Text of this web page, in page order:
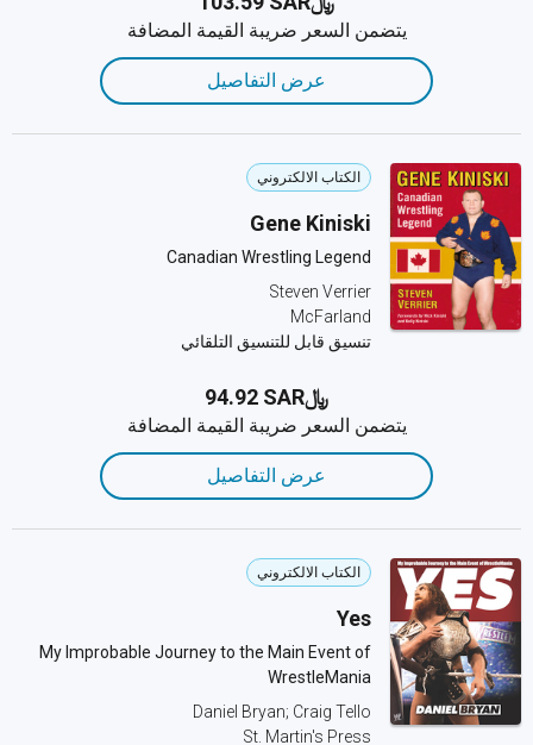
يتضمن السعر ضريبة القيمة المضافة
عرض التفاصيل
الكتاب الالكتروني
Gene Kiniski
Canadian Wrestling Legend
Steven Verrier
McFarland
تنسيق قابل للتنسيق التلقائي
﷼‎94.92 SAR
يتضمن السعر ضريبة القيمة المضافة
عرض التفاصيل
الكتاب الالكتروني
Yes
My Improbable Journey to the Main Event of
WrestleMania
Daniel Bryan; Craig Tello
St. Martin's Press